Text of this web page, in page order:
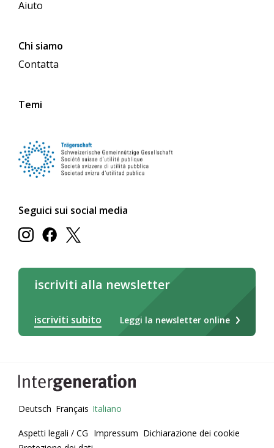
Aiuto
Chi siamo
Contatta
Temi
Seguici sui social media
iscriviti alla newsletter
iscriviti subito Leggi la newsletter online
Aspetti legali / CG Impressum Dichiarazione dei cookie
Deutsch Français Italiano